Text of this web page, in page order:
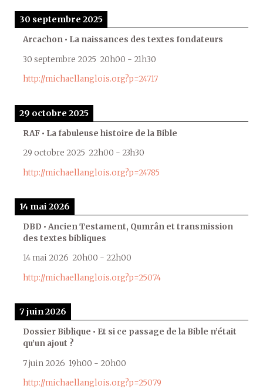
30 septembre 2025
Arcachon • La naissances des textes fondateurs
30 septembre 2025 20h00 - 21h30
http://michaellanglois.org?p=24717
29 octobre 2025
RAF • La fabuleuse histoire de la Bible
29 octobre 2025 22h00 - 23h30
http://michaellanglois.org?p=24785
14 mai 2026
DBD • Ancien Testament, Qumrân et transmission
des textes bibliques
14 mai 2026 20h00 - 22h00
http://michaellanglois.org?p=25074
7 juin 2026
Dossier Biblique • Et si ce passage de la Bible n’était
qu’un ajout ?
7 juin 2026 19h00 - 20h00
http://michaellanglois.org?p=25079